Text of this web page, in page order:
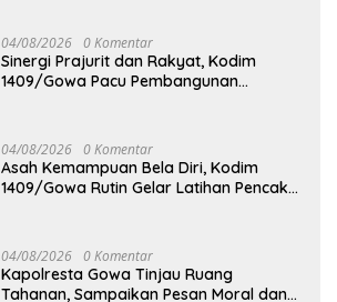
04/08/2026 0 Komentar
Sinergi Prajurit dan Rakyat, Kodim
1409/Gowa Pacu Pembangunan
04/08/2026 0 Komentar
Asah Kemampuan Bela Diri, Kodim
1409/Gowa Rutin Gelar Latihan Pencak
04/08/2026 0 Komentar
Kapolresta Gowa Tinjau Ruang
Tahanan, Sampaikan Pesan Moral dan